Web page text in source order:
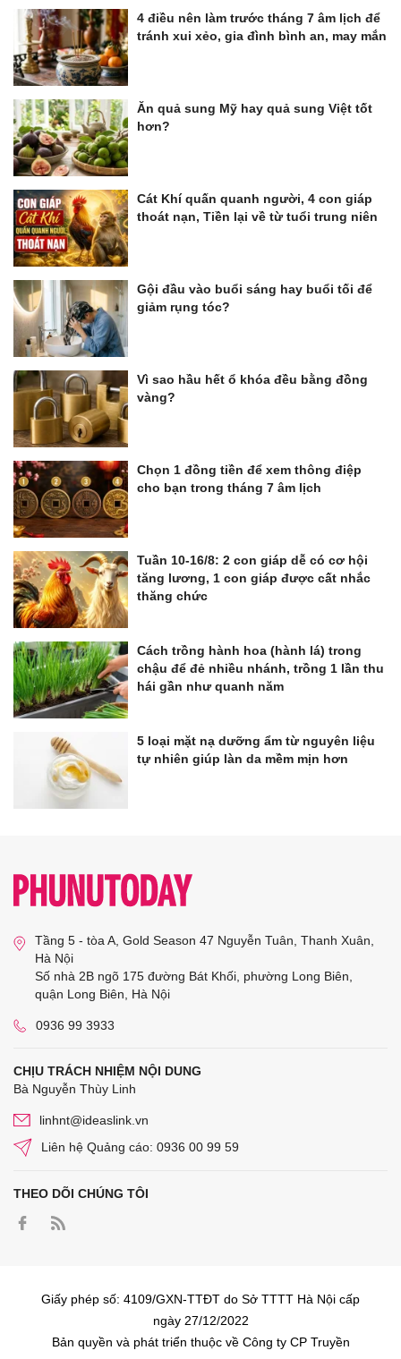
4 điều nên làm trước tháng 7 âm lịch để
tránh xui xẻo, gia đình bình an, may mắn
Ăn quả sung Mỹ hay quả sung Việt tốt
hơn?
Cát Khí quấn quanh người, 4 con giáp
thoát nạn, Tiền lại về từ tuổi trung niên
Gội đầu vào buổi sáng hay buổi tối để
giảm rụng tóc?
Vì sao hầu hết ổ khóa đều bằng đồng
vàng?
Chọn 1 đồng tiền để xem thông điệp
cho bạn trong tháng 7 âm lịch
Tuần 10-16/8: 2 con giáp dễ có cơ hội
tăng lương, 1 con giáp được cất nhắc
thăng chức
Cách trồng hành hoa (hành lá) trong
chậu để đẻ nhiều nhánh, trồng 1 lần thu
hái gần như quanh năm
5 loại mặt nạ dưỡng ẩm từ nguyên liệu
tự nhiên giúp làn da mềm mịn hơn
Tầng 5 - tòa A, Gold Season 47 Nguyễn Tuân, Thanh Xuân,
Hà Nội
Số nhà 2B ngõ 175 đường Bát Khối, phường Long Biên,
quận Long Biên, Hà Nội
0936 99 3933
CHỊU TRÁCH NHIỆM NỘI DUNG
Bà Nguyễn Thùy Linh
linhnt@ideaslink.vn
Liên hệ Quảng cáo: 0936 00 99 59
THEO DÕI CHÚNG TÔI
Giấy phép số: 4109/GXN-TTĐT do Sở TTTT Hà Nội cấp
ngày 27/12/2022
Bản quyền và phát triển thuộc về Công ty CP Truyền